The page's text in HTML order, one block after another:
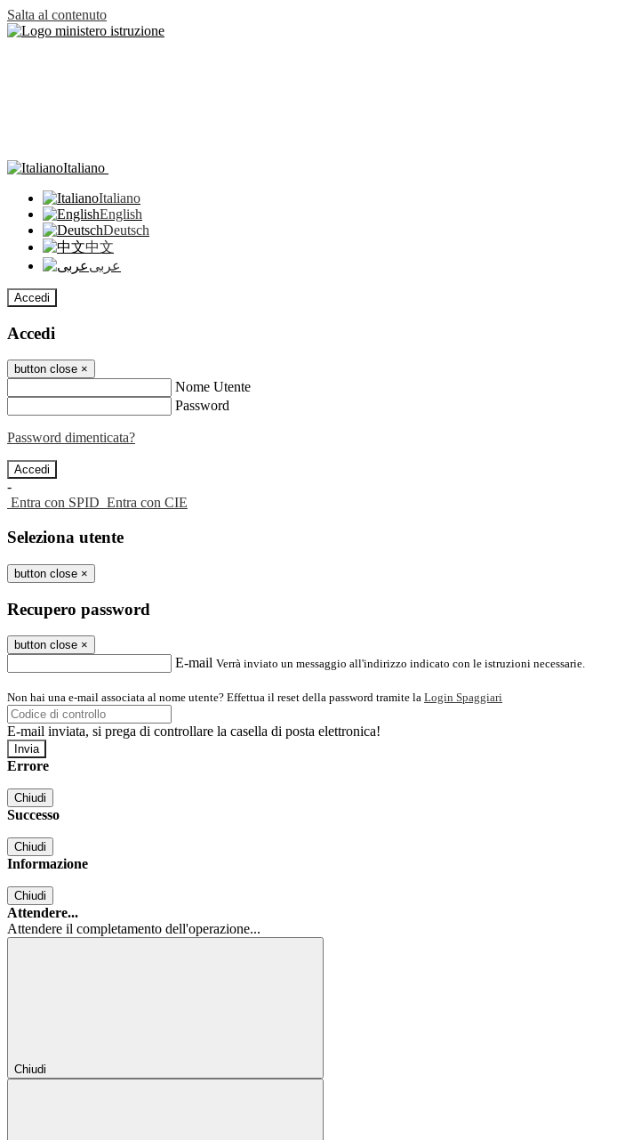
Salta al contenuto
Italiano
Italiano
English
Deutsch
中文
عربى
Accedi
Accedi
button close ×
Nome Utente
Password
Password dimenticata?
-
Entra con SPID Entra con CIE
Seleziona utente
button close ×
Recupero password
button close ×
E-mail Verrà inviato un messaggio all'indirizzo indicato con le istruzioni necessarie.
Non hai una e-mail associata al nome utente? Effettua il reset della password tramite la Login Spaggiari
E-mail inviata, si prega di controllare la casella di posta elettronica!
Errore
Chiudi
Successo
Chiudi
Informazione
Chiudi
Attendere...
Attendere il completamento dell'operazione...
Chiudi